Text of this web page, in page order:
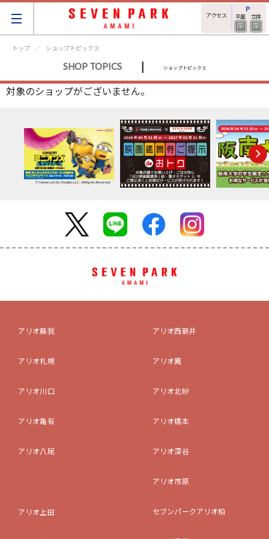
アクセス 平面 立体
トップ ショップトピックス
SHOP TOPICS | ショップトピックス
対象のショップがございません。
© Universal City Studios LLC. All Rights Reserved.
アリオ蘇我
アリオ札幌
アリオ川口
アリオ亀有
アリオ八尾
アリオ上田
アリオ西新井
アリオ鳳
アリオ北砂
アリオ橋本
アリオ深谷
アリオ市原
セブンパークアリオ柏